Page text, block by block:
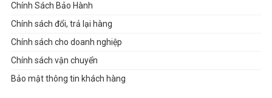
Chính Sách Bảo Hành
Chính sách đổi, trả lại hàng
Chính sách cho doanh nghiệp
Chính sách vận chuyển
Bảo mật thông tin khách hàng